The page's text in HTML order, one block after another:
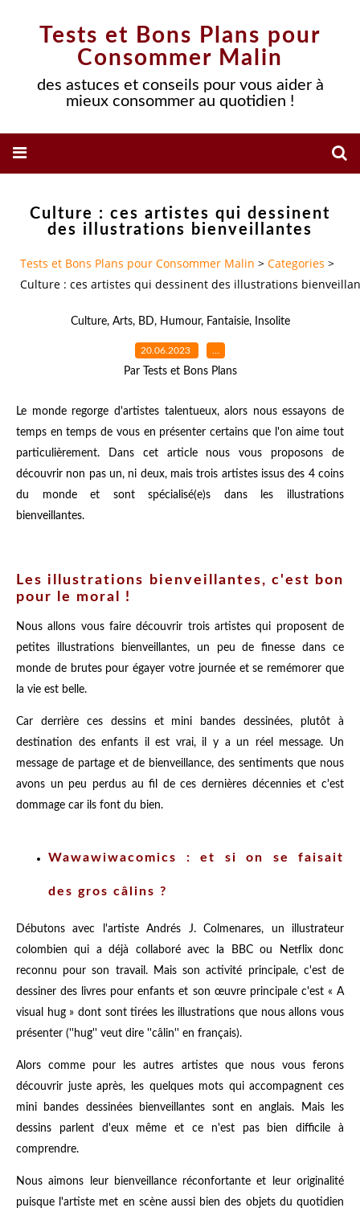
Tests et Bons Plans pour
Consommer Malin
des astuces et conseils pour vous aider à
mieux consommer au quotidien !
Culture : ces artistes qui dessinent
des illustrations bienveillantes
Tests et Bons Plans pour Consommer Malin > Categories >
Culture : ces artistes qui dessinent des illustrations
Culture, Arts, BD, Humour, Fantaisie, Insolite
20.06.2023 …
Par Tests et Bons Plans
Le monde regorge d'artistes talentueux, alors nous essayons de
temps en temps de vous en présenter certains que l'on aime tout
particulièrement. Dans cet article nous vous proposons de
découvrir non pas un, ni deux, mais trois artistes issus des 4 coins
du monde et sont spécialisé(e)s dans les illustrations
bienveillantes.
Les illustrations bienveillantes, c'est bon
pour le moral !
Nous allons vous faire découvrir trois artistes qui proposent de
petites illustrations bienveillantes, un peu de finesse dans ce
monde de brutes pour égayer votre journée et se remémorer que
la vie est belle.
Car derrière ces dessins et mini bandes dessinées, plutôt à
destination des enfants il est vrai, il y a un réel message. Un
message de partage et de bienveillance, des sentiments que nous
avons un peu perdus au fil de ces dernières décennies et c'est
dommage car ils font du bien.
Wawawiwacomics : et si on se faisait
des gros câlins ?
Débutons avec l'artiste Andrés J. Colmenares, un illustrateur
colombien qui a déjà collaboré avec la BBC ou Netflix donc
reconnu pour son travail. Mais son activité principale, c'est de
dessiner des livres pour enfants et son œuvre principale c'est « A
visual hug » dont sont tirées les illustrations que nous allons vous
présenter (''hug'' veut dire ''câlin'' en français).
Alors comme pour les autres artistes que nous vous ferons
découvrir juste après, les quelques mots qui accompagnent ces
mini bandes dessinées bienveillantes sont en anglais. Mais les
dessins parlent d'eux même et ce n'est pas bien difficile à
comprendre.
Nous aimons leur bienveillance réconfortante et leur originalité
puisque l'artiste met en scène aussi bien des objets du quotidien